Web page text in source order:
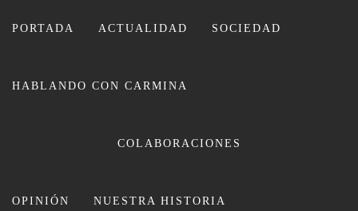
PORTADA ACTUALIDAD SOCIEDAD
HABLANDO CON CARMINA
COLABORACIONES
OPINIÓN NUESTRA HISTORIA
CARMINA LEIVA